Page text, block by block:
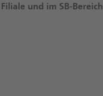
und im SB-Bereich